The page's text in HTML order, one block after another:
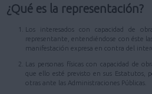
¿Qué es la representación?
Los interesados con capacidad de
representante, entendiéndose con éste
manifestación expresa en contra del
Las personas físicas con capacidad de
que ello esté previsto en sus Estatutos,
otras ante las Administraciones Públicas.